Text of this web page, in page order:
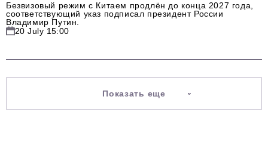
Безвизовый режим с Китаем продлён до конца 2027 года,
соответствующий указ подписал президент России
Владимир Путин.
20 July 15:00
Показать еще